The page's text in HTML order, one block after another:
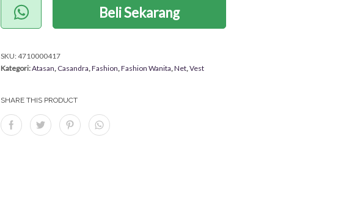
Beli Sekarang
SKU:4710000417
Kategori:Atasan, Casandra,Fashion,Fashion Wanita,Net,Vest
SHARE THIS PRODUCT